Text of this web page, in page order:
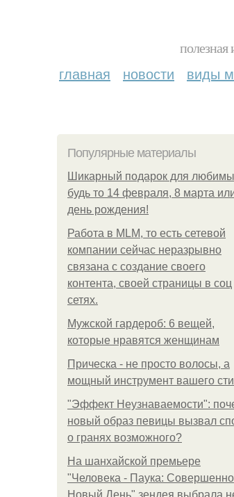
главная новости виды
Популярные материалы
Шикарный подарок для
будь то 14 февраля, 8 марта
день рождения!
Работа в MLM, то есть сетевой
компании сейчас неразрывно
связана с создание своего
контента, своей страницы в соц
сетях.
Мужской гардероб: 6 вещей,
которые нравятся женщинам
Прическа - не просто волосы, а
мощный инструмент вашего
"Эффект Неузнаваемости":
новый образ певицы вызвал
о гранях возможного?
На шанхайской премьере
"Человека - Паука: Совершенно
Новый День" зендея выбрала